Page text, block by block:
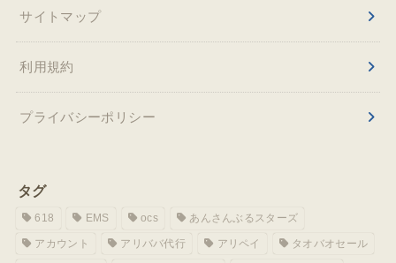
サイトマップ
利用規約
プライバシーポリシー
タグ
618 EMS ocs あんさんぶるスターズ
アカウント アリババ代行 アリペイ タオバオセール